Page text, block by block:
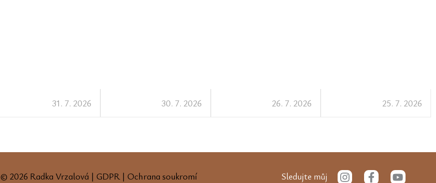
31. 7. 2026 30. 7. 2026 26. 7. 2026 25. 7. 2026
© 2026 Radka Vrzalová |GDPR|Ochrana soukromí Sledujte můj I F Y